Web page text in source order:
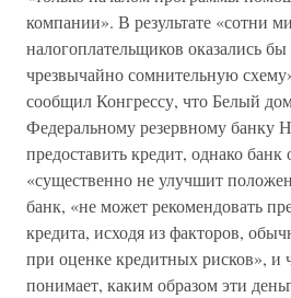
компании». В результате «сотни
налогоплательщиков оказались
чрезвычайно сомнительную
сообщил Конгрессу, что Белый
Федеральному резервному банку
предоставить кредит, однако банк
«существенно не улучшит
банк, «не может рекомендовать
кредита, исходя из факторов,
при оценке кредитных рисков», и
понимает, каким образом эти